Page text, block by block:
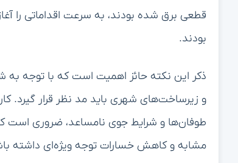
قطعی برق شده بودند، به سرعت اقداماتی را
بودند.
ذکر این نکته حائز اهمیت است که با توجه به
و زیرساخت‌های شهری باید مد نظر قرار گیرد.
طوفان‌ها و شرایط جوی نامساعد، ضروری است
مشابه و کاهش خسارات توجه ویژه‌ای داشته